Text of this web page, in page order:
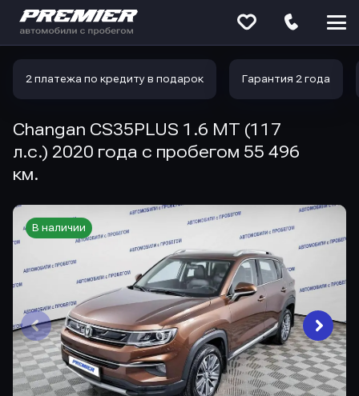
2 платежа по кредиту в подарок Гарантия 2 года
Changan CS35PLUS 1.6 MT (117
л.с.) 2020 года с пробегом 55 496
км.
В наличии